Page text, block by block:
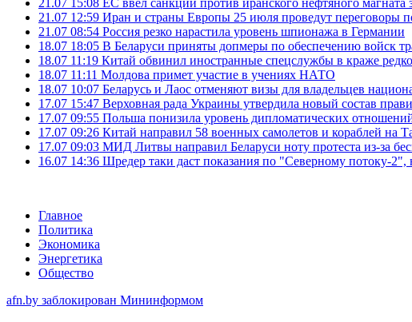
21.07 12:59 Иран и страны Европы 25 июля проведут переговоры
21.07 08:54 Россия резко нарастила уровень шпионажа в Германии
18.07 18:05 В Беларуси приняты допмеры по обеспечению войск
18.07 11:19 Китай обвинил иностранные спецслужбы в краже
18.07 11:11 Молдова примет участие в учениях НАТО
18.07 10:07 Беларусь и Лаос отменяют визы для владельцев
17.07 15:47 Верховная рада Украины утвердила новый состав
17.07 09:55 Польша понизила уровень дипломатических
17.07 09:26 Китай направил 58 военных самолетов и кораблей на
17.07 09:03 МИД Литвы направил Беларуси ноту протеста из-за
16.07 14:36 Шредер таки даст показания по "Северному потоку-2",
Главное
Политика
Экономика
Энергетика
Общество
afn.by заблокирован Мининформом